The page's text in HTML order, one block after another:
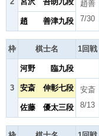
趙善
7/30
趙 善津九段
枠 棋士名 1回戦
3
河野 臨九段
安斎 伸彰七段
安斎
8/13
佐藤 優太三段